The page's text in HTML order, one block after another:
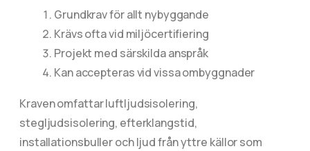
Grundkrav för allt nybyggande
Krävs ofta vid miljöcertifiering
Projekt med särskilda anspråk
Kan accepteras vid vissa ombyggnader
Kraven omfattar luftljudsisolering,
stegljudsisolering, efterklangstid,
installationsbuller och ljud från yttre källor som